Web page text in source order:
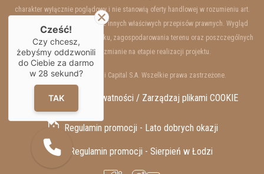
charakter wyłącznie poglądowy i nie stanowią oferty handlowej w rozumieniu art.
66 §1 Kodeksu Cywilnego oraz innych właściwych przepisów prawnych. Wygląd
wewnętrzny i zewnętrzny budynku, zagospodarowania terenu oraz poszczególnych
lokali mogą ulec zmianie na etapie realizacji projektu.
Copyrights © 2025 Resi Capital S.A. Wszelkie prawa zastrzeżone.
RODO / Polityka Prywatności / Zarządzaj plikami COOKIE
Regulamin promocji - Lato dobrych okazji
Regulamin promocji - Sierpień w Łodzi
Cześć!
Czy chcesz,
żebyśmy oddzwonili
do Ciebie za darmo
w 28 sekund?
TAK